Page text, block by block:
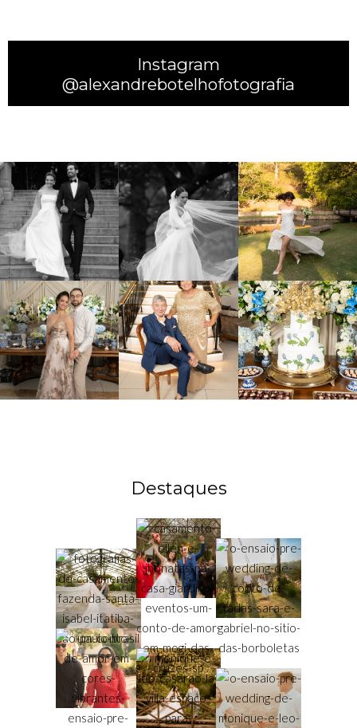
Instagram
@alexandrebotelhofotografia
Destaques